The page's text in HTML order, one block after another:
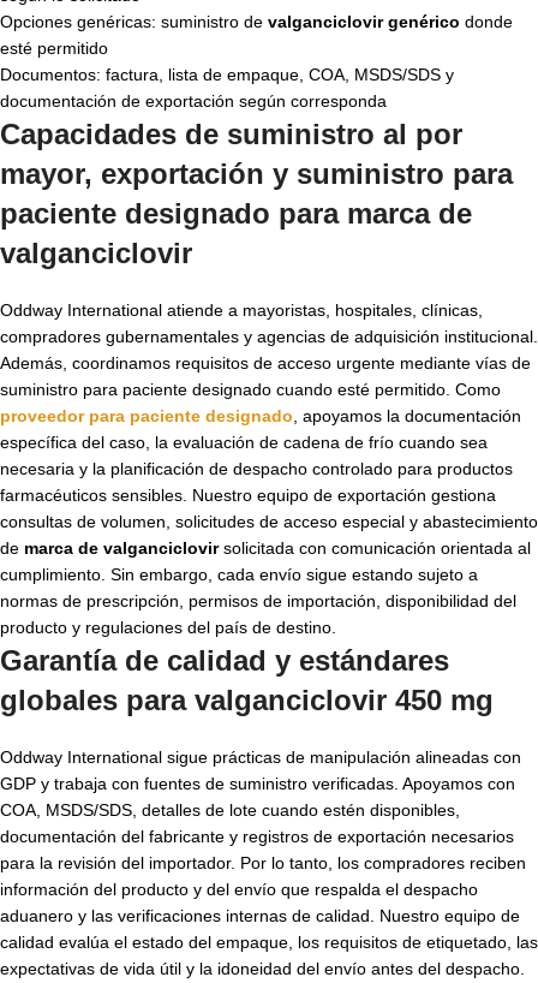
Opciones genéricas: suministro de valganciclovir genérico donde
esté permitido
Documentos: factura, lista de empaque, COA, MSDS/SDS y
documentación de exportación según corresponda
Capacidades de suministro al por
mayor, exportación y suministro para
paciente designado para marca de
valganciclovir
Oddway International atiende a mayoristas, hospitales, clínicas,
compradores gubernamentales y agencias de adquisición institucional.
Además, coordinamos requisitos de acceso urgente mediante vías de
suministro para paciente designado cuando esté permitido. Como
proveedor para paciente designado , apoyamos la documentación
específica del caso, la evaluación de cadena de frío cuando sea
necesaria y la planificación de despacho controlado para productos
farmacéuticos sensibles. Nuestro equipo de exportación gestiona
consultas de volumen, solicitudes de acceso especial y abastecimiento
de marca de valganciclovirsolicitada con comunicación orientada al
cumplimiento. Sin embargo, cada envío sigue estando sujeto a
normas de prescripción, permisos de importación, disponibilidad del
producto y regulaciones del país de destino.
Garantía de calidad y estándares
globales para valganciclovir 450 mg
Oddway International sigue prácticas de manipulación alineadas con
GDP y trabaja con fuentes de suministro verificadas. Apoyamos con
COA, MSDS/SDS, detalles de lote cuando estén disponibles,
documentación del fabricante y registros de exportación necesarios
para la revisión del importador. Por lo tanto, los compradores reciben
información del producto y del envío que respalda el despacho
aduanero y las verificaciones internas de calidad. Nuestro equipo de
calidad evalúa el estado del empaque, los requisitos de etiquetado, las
expectativas de vida útil y la idoneidad del envío antes del despacho.